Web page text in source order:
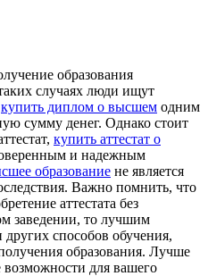
образования
случаях люди ищут
купить диплом о высшем одним
сумму денег. Однако стоит
купить аттестат о
и надежным
образование не является
Важно помнить, что
аттестата без
заведении, то лучшим
способов обучения,
образования. Лучше
для вашего